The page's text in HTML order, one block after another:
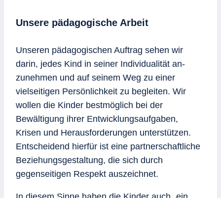
Unsere pädagogische Arbeit
Unseren pädagogischen Auftrag sehen wir
darin, jedes Kind in seiner Individualität an­
zunehmen und auf seinem Weg zu einer
vielseitigen Persönlichkeit zu begleiten. Wir
wollen die Kinder bestmöglich bei der
Bewältigung ihrer Entwicklungsaufgaben,
Krisen und Herausforderungen unter­stützen.
Entscheidend hierfür ist eine partnerschaftliche
Beziehungsgestaltung, die sich durch
gegenseitigen Respekt auszeichnet.